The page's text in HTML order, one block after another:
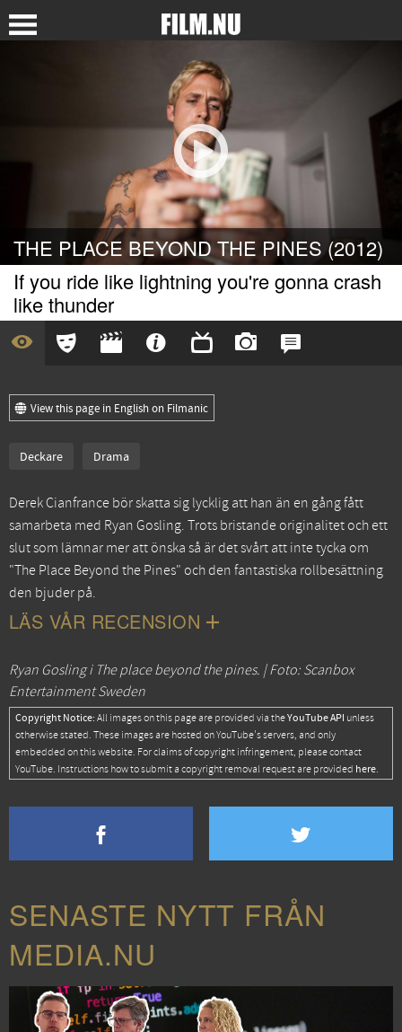
THE PLACE BEYOND THE PINES (2012)
If you ride like lightning you're gonna crash
like thunder
View this page in English on Filmanic
Deckare Drama
Derek Cianfrance bör skatta sig lycklig att han än en gång fått
samarbeta med Ryan Gosling. Trots bristande originalitet och ett
slut som lämnar mer att önska så är det svårt att inte tycka om
"The Place Beyond the Pines" och den fantastiska rollbesättning
den bjuder på.
LÄS VÅR RECENSION
Ryan Gosling i The place beyond the pines. | Foto: Scanbox
Entertainment Sweden
Copyright Notice: All images on this page are provided via theYouTube API unless
otherwise stated. These images are hosted on YouTube's servers, and only
embedded on this website. For claims of copyright infringement, please contact
YouTube. Instructions how to submit a copyright removal request are provided here.
SENASTE NYTT FRÅN
MEDIA.NU